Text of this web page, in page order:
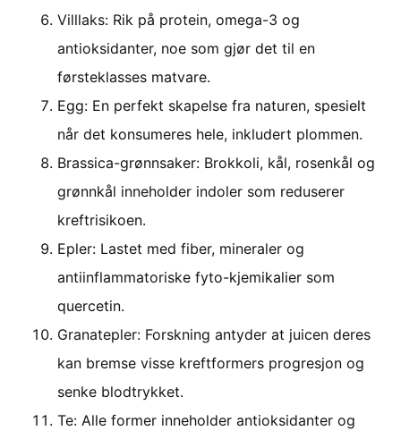
Villlaks: Rik på protein, omega-3 og
antioksidanter, noe som gjør det til en
førsteklasses matvare.
Egg: En perfekt skapelse fra naturen, spesielt
når det konsumeres hele, inkludert plommen.
Brassica-grønnsaker: Brokkoli, kål, rosenkål og
grønnkål inneholder indoler som reduserer
kreftrisikoen.
Epler: Lastet med fiber, mineraler og
antiinflammatoriske fyto-kjemikalier som
quercetin.
Granatepler: Forskning antyder at juicen deres
kan bremse visse kreftformers progresjon og
senke blodtrykket.
Te: Alle former inneholder antioksidanter og